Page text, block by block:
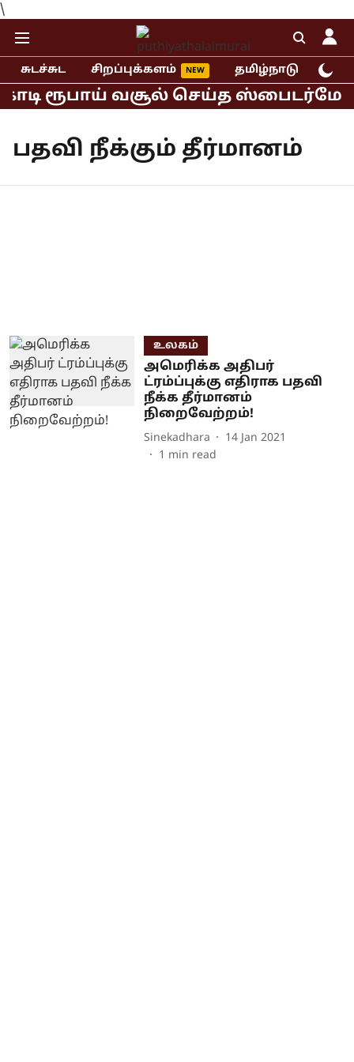
\
சுடச்சுட சிறப்புக்களம் தமிழ்நாடு
ரூபாய் வசூல் செய்த ஸ்பைடர்மேன்
பதவி நீக்கும் தீர்மானம்
உலகம்
அமெரிக்க அதிபர்
ட்ரம்ப்புக்கு எதிராக பதவி
நீக்க தீர்மானம்
நிறைவேற்றம்!
Sinekadhara
14 Jan 2021
1 min read